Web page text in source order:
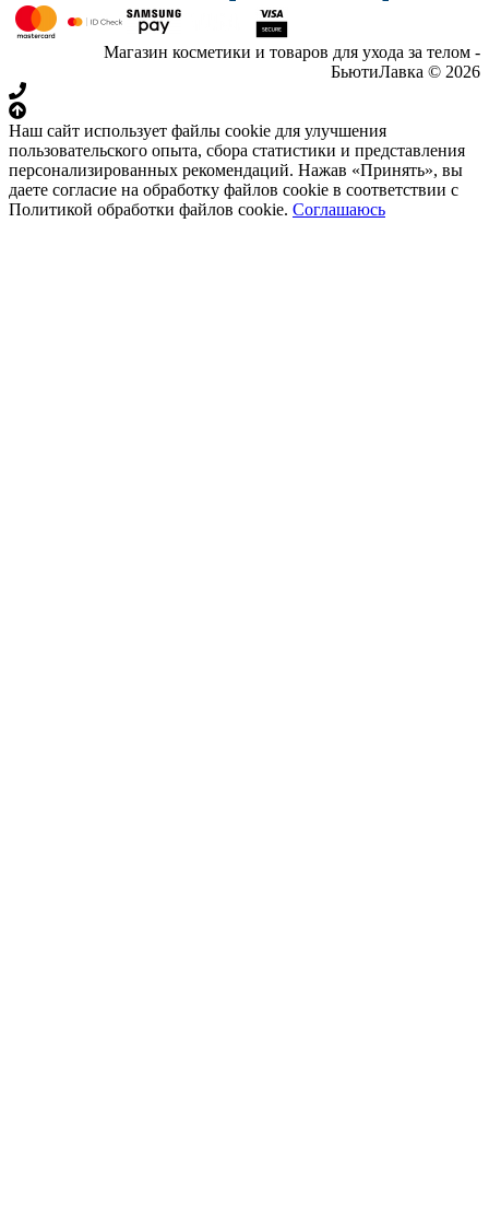
Магазин косметики и товаров для ухода за телом -
БьютиЛавка © 2026
Наш сайт использует файлы cookie для улучшения
пользовательского опыта, сбора статистики и представления
персонализированных рекомендаций. Нажав «Принять», вы
даете согласие на обработку файлов cookie в соответствии с
Политикой обработки файлов cookie. Соглашаюсь